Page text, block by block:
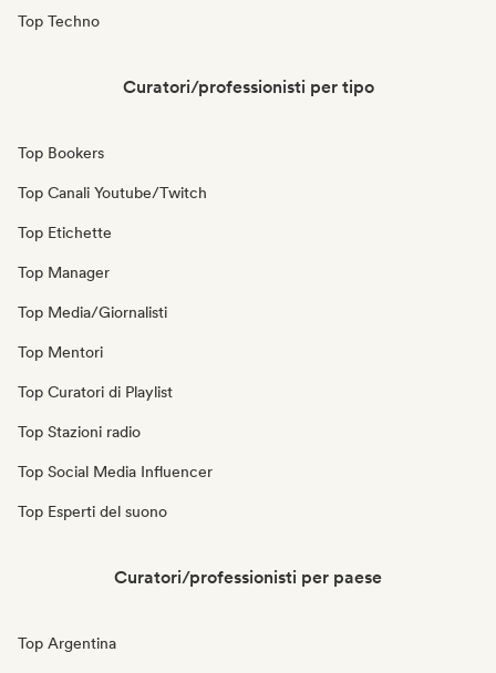
Top Techno
Curatori/professionisti per tipo
Top Bookers
Top Canali Youtube/Twitch
Top Etichette
Top Manager
Top Media/Giornalisti
Top Mentori
Top Curatori di Playlist
Top Stazioni radio
Top Social Media Influencer
Top Esperti del suono
Curatori/professionisti per paese
Top Argentina